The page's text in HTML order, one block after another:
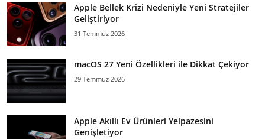
Apple Bellek Krizi Nedeniyle Yeni Stratejiler
Geliştiriyor
31 Temmuz 2026
macOS 27 Yeni Özellikleri ile Dikkat Çekiyor
29 Temmuz 2026
Apple Akıllı Ev Ürünleri Yelpazesini
Genişletiyor